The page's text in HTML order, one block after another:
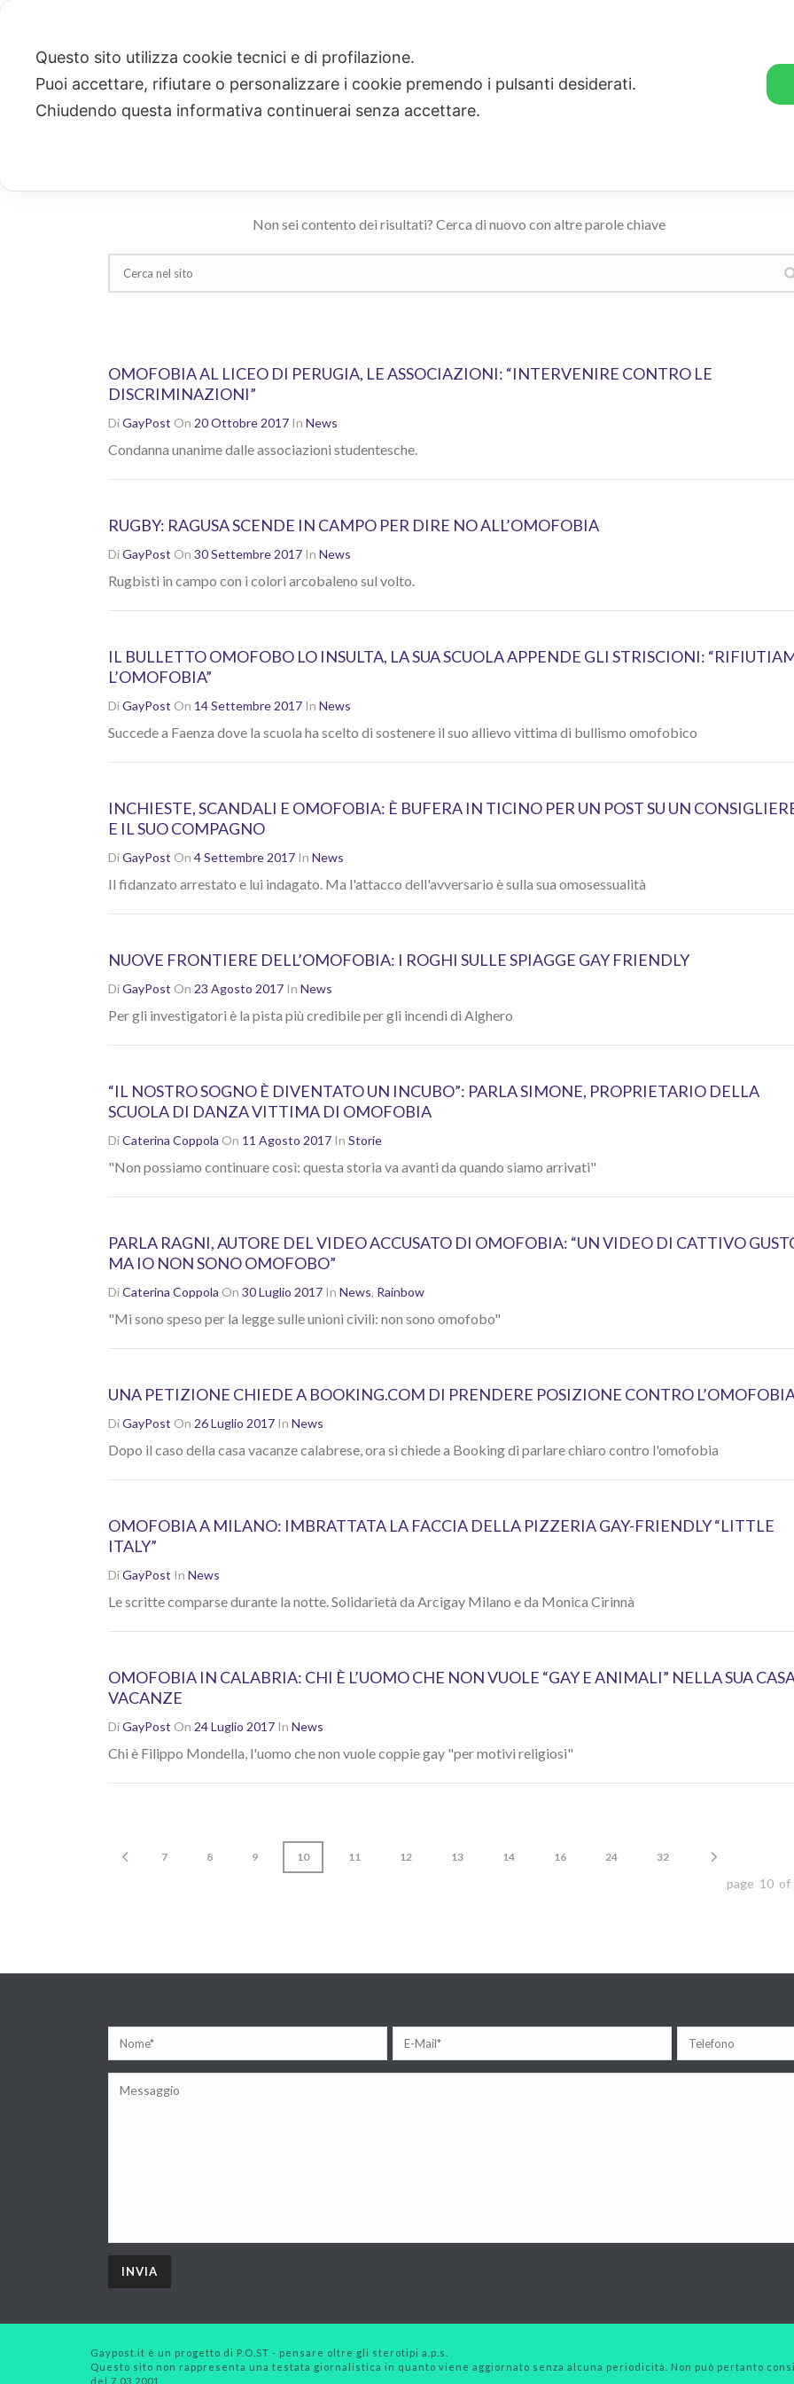
CERCA
Non sei contento dei risultati? Cerca di nuovo con altre parole chiave
OMOFOBIA AL LICEO DI PERUGIA, LE ASSOCIAZIONI: “INTERVENIRE CONTRO LE
DISCRIMINAZIONI”
DiGayPost On 20 Ottobre 2017 In News
Condanna unanime dalle associazioni studentesche.
RUGBY: RAGUSA SCENDE IN CAMPO PER DIRE NO ALL’OMOFOBIA
DiGayPost On 30 Settembre 2017 In News
Rugbisti in campo con i colori arcobaleno sul volto.
IL BULLETTO OMOFOBO LO INSULTA, LA SUA SCUOLA APPENDE GLI STRISCIONI:
L’OMOFOBIA”
DiGayPost On 14 Settembre 2017 In News
Succede a Faenza dove la scuola ha scelto di sostenere il suo allievo vittima di bullismo omofobico
INCHIESTE, SCANDALI E OMOFOBIA: È BUFERA IN TICINO PER UN POST SU UN
E IL SUO COMPAGNO
DiGayPost On 4 Settembre 2017 In News
Il fidanzato arrestato e lui indagato. Ma l'attacco dell'avversario è sulla sua omosessualità
NUOVE FRONTIERE DELL’OMOFOBIA: I ROGHI SULLE SPIAGGE GAY FRIENDLY
DiGayPost On 23 Agosto 2017 In News
Per gli investigatori è la pista più credibile per gli incendi di Alghero
“IL NOSTRO SOGNO È DIVENTATO UN INCUBO”: PARLA SIMONE, PROPRIETARIO DELLA
SCUOLA DI DANZA VITTIMA DI OMOFOBIA
DiCaterina Coppola On 11 Agosto 2017 In Storie
"Non possiamo continuare così: questa storia va avanti da quando siamo arrivati"
PARLA RAGNI, AUTORE DEL VIDEO ACCUSATO DI OMOFOBIA: “UN VIDEO DI CATTIVO
MA IO NON SONO OMOFOBO”
DiCaterina Coppola On 30 Luglio 2017 In News, Rainbow
"Mi sono speso per la legge sulle unioni civili: non sono omofobo"
UNA PETIZIONE CHIEDE A BOOKING.COM DI PRENDERE POSIZIONE CONTRO
DiGayPost On 26 Luglio 2017 In News
Dopo il caso della casa vacanze calabrese, ora si chiede a Booking di parlare chiaro contro l'omofobia
OMOFOBIA A MILANO: IMBRATTATA LA FACCIA DELLA PIZZERIA GAY-FRIENDLY “LITTLE
ITALY”
DiGayPost In News
Le scritte comparse durante la notte. Solidarietà da Arcigay Milano e da Monica Cirinnà
OMOFOBIA IN CALABRIA: CHI È L’UOMO CHE NON VUOLE “GAY E ANIMALI” NELLA SUA
VACANZE
DiGayPost On 24 Luglio 2017 In News
Chi è Filippo Mondella, l'uomo che non vuole coppie gay "per motivi religiosi"
7 8 9 10 11 12 13 14 16 24 32
page 10 of
Gaypost.it è un progetto di P.O.ST - pensare oltre gli sterotipi a.p.s.
Questo sito non rappresenta una testata giornalistica in quanto viene aggiornato senza alcuna periodicità. Non può pertanto
del 7.03.2001
Questo sito utilizza cookie tecnici e di profilazione.
Puoi accettare, rifiutare o personalizzare i cookie premendo i pulsanti desiderati.
Chiudendo questa informativa continuerai senza accettare.